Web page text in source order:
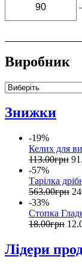
Виробник
Знижки
-19%
Келих для
113.00грн 91 .
-57%
Тарілка
563.00грн
-33%
Стопка
18.00грн 12.
Лідери